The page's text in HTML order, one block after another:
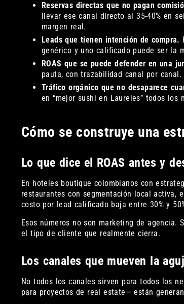
Reservas directas que no pagan
llevar ese canal directo al 35-40% en
margen real.
Leads que tienen intención de compra.
genérico y uno calificado puede ser la
ROAS que se puede defender en una
pauta, con trazabilidad canal por canal.
Tráfico orgánico que no desaparece
en “mejor sushi en Laureles” todos los
Cómo se construye una
Lo que dice el ROAS antes y
En hoteles boutique colombianos con
restaurantes con segmentación local activa,
costo por lead calificado baja entre 30% y
Esos números no son marketing de
el tipo de cliente que realmente cierra.
Los canales que mueven la
No todos los canales sirven para todos los
para proyectos de real estate— están